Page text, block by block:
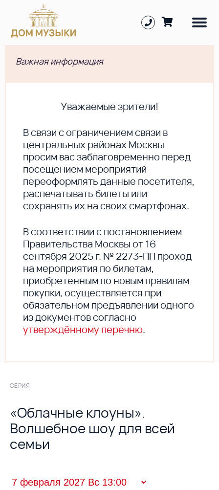
Важная информация
Уважаемые зрители!
В cвязи с ограничением связи в
центральных районах Москвы
просим вас заблаговременно перед
посещением мероприятий
переоформлять данные посетителя,
распечатывать билеты или
сохранять их на своих смартфонах.
В соответствии с постановлением
Правительства Москвы от 16
сентября 2025 г. № 2273-ПП проход
на мероприятия по билетам,
приобретенным по новым правилам
покупки, осуществляется при
обязательном предъявлении одного
из документов согласно
утверждённому перечню.
СЕРИЯ
«Облачные клоуны».
Волшебное шоу для всей
семьи